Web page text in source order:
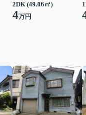
2DK (49.06㎡)
4万円